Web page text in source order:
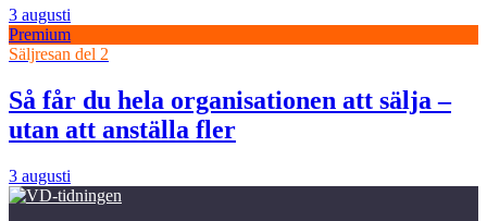
3 augusti
Premium
Säljresan del 2
Så får du hela organisationen att sälja –
utan att anställa fler
3 augusti